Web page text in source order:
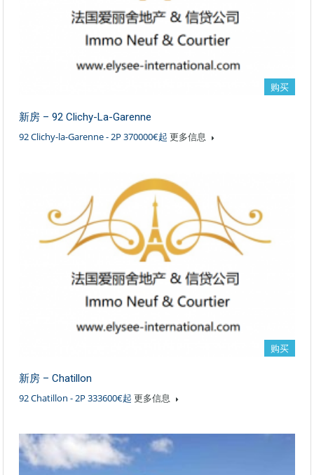
购买
新房 – 92 Clichy-La-Garenne
92 Clichy-la-Garenne - 2P 370000€起 更多信息
购买
新房 – Chatillon
92 Chatillon - 2P 333600€起 更多信息